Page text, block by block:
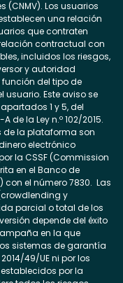
(CNMV). Los usuarios
una relación
que contraten
contractual con
incluidos los riesgos,
y autoridad
del tipo de
usuario. Este aviso se
1 y 5, del
de la Ley n.º 102/2015.
de la plataforma son
electrónico
la CSSF (Commission
en el Banco de
el número 7830. Las
y
parcial o total de los
depende del éxito
en la que
sistemas de garantía
49/UE ni por los
por la